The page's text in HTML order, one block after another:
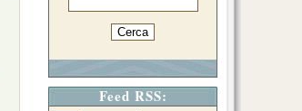
Feed RSS: